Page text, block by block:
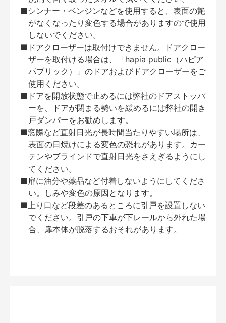
■シンナー・ベンジンなどを使用すると、表面の艶
がなくなったり変色する場合がありますので使用
しないでください。
■ドアクローザーは取付けできません。ドアクロー
ザーを取付ける場合は、「hapia public（ハピア
パブリック）」のドアおよびドアクローザーをご
使用ください。
■ドアを開放状態で止めるには弊社のドアストッパ
ーを、ドアが閉まる勢いを緩めるには弊社の開き
戸ダンパーをお勧めします。
■窓際など直射日光が長時間当たりやすい場所は、
表面の日焼けによる変色の恐れがあります。カー
テンやブラインドで直射日光をさえぎるようにし
てください。
■扉に油分や薬品など付着しないようにしてくださ
い。しみや変色の原因となります。
■上り口など段差のあるところに引戸を設置しない
でください。引戸の下車が下レールから外れた場
合、扉本体が脱落するおそれがあります。